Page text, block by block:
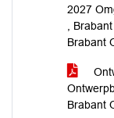
2027
,
Brabant
Brabant